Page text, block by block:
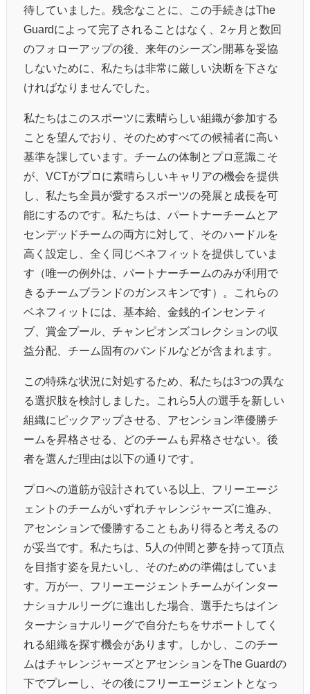
待していました。残念なことに、この手続きはThe
Guardによって完了されることはなく、2ヶ月と数回
のフォローアップの後、来年のシーズン開幕を妥協
しないために、私たちは非常に厳しい決断を下さな
ければなりませんでした。
私たちはこのスポーツに素晴らしい組織が参加する
ことを望んでおり、そのためすべての候補者に高い
基準を課しています。チームの体制とプロ意識こそ
が、VCTがプロに素晴らしいキャリアの機会を提供
し、私たち全員が愛するスポーツの発展と成長を可
能にするのです。私たちは、パートナーチームとア
センデッドチームの両方に対して、そのハードルを
高く設定し、全く同じベネフィットを提供していま
す（唯一の例外は、パートナーチームのみが利用で
きるチームブランドのガンスキンです）。これらの
ベネフィットには、基本給、金銭的インセンティ
ブ、賞金プール、チャンピオンズコレクションの収
益分配、チーム固有のバンドルなどが含まれます。
この特殊な状況に対処するため、私たちは3つの異な
る選択肢を検討しました。これら5人の選手を新しい
組織にピックアップさせる、アセンション準優勝チ
ームを昇格させる、どのチームも昇格させない。後
者を選んだ理由は以下の通りです。
プロへの道筋が設計されている以上、フリーエージ
ェントのチームがいずれチャレンジャーズに進み、
アセンションで優勝することもあり得ると考えるの
が妥当です。私たちは、5人の仲間と夢を持って頂点
を目指す姿を見たいし、そのための準備はしていま
す。万が一、フリーエージェントチームがインター
ナショナルリーグに進出した場合、選手たちはイン
ターナショナルリーグで自分たちをサポートしてく
れる組織を探す機会があります。しかし、このチー
ムはチャレンジャーズとアセンションをThe Guardの
下でプレーし、その後にフリーエージェントとなっ